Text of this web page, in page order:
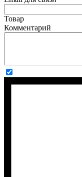
Товар
Комментарий